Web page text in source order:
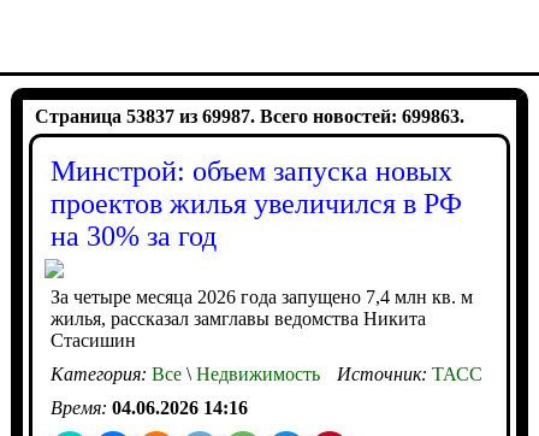
Страница 53837 из 69987. Всего новостей: 699863.
Минстрой: объем запуска новых
проектов жилья увеличился в РФ
на 30% за год
За четыре месяца 2026 года запущено 7,4 млн кв. м
жилья, рассказал замглавы ведомства Никита
Стасишин
Категория: Все\Недвижимость Источник: ТАСС
Время: 04.06.2026 14:16